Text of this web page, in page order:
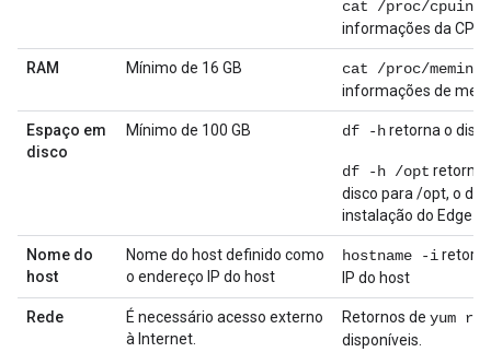
cat /proc/cpuinfo
informações da CPU.
RAM Mínimo de 16 GB
cat /proc/meminfo
informações de
Espaço em
disco
Mínimo de 100 GB df -hretorna o
df -h /opt retorna
disco para /opt, o
instalação do Edge
Nome do
host
Nome do host definido como
o endereço IP do host
hostname -i
IP do host
Rede
É necessário acesso externo
à Internet.
Retornos de yum
disponíveis.